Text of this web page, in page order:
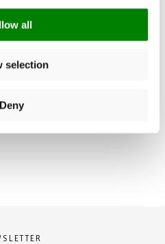
all
selection
Deny